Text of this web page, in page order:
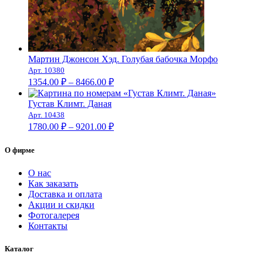
Мартин Джонсон Хэд. Голубая бабочка Морфо
Арт. 10380
1354.00 ₽ – 8466.00 ₽Диапазон
цен:
8466.00 ₽
Густав Климт. Даная
Арт. 10438
1780.00 ₽ – 9201.00 ₽Диапазон
О фирме
О нас
Как заказать
Доставка и оплата
Акции и скидки
Фотогалерея
Контакты
Каталог